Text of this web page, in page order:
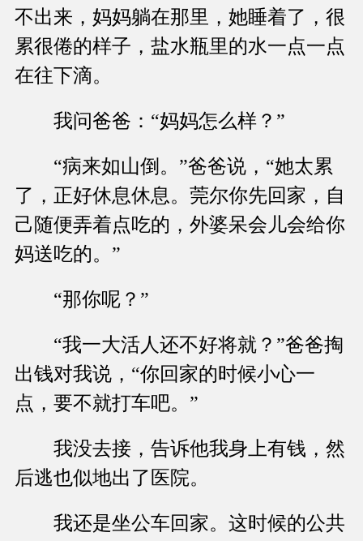
不出来，妈妈躺在那里，她睡着了，很
累很倦的样子，盐水瓶里的水一点一点
在往下滴。
我问爸爸：“妈妈怎么样？”
“病来如山倒。”爸爸说，“她太累
了，正好休息休息。莞尔你先回家，自
己随便弄着点吃的，外婆呆会儿会给你
妈送吃的。”
“那你呢？”
“我一大活人还不好将就？”爸爸掏
出钱对我说，“你回家的时候小心一
点，要不就打车吧。”
我没去接，告诉他我身上有钱，然
后逃也似地出了医院。
我还是坐公车回家。这时候的公共